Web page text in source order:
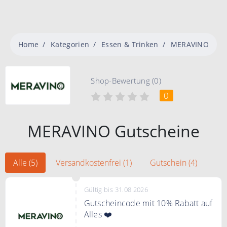
Home Kategorien Essen & Trinken MERAVINO
Shop-Bewertung (0)
0
MERAVINO Gutscheine
Alle (5) Versandkostenfrei (1) Gutschein (4)
Gültig bis 31.08.2026
Gutscheincode mit 10% Rabatt auf
Alles ❤️